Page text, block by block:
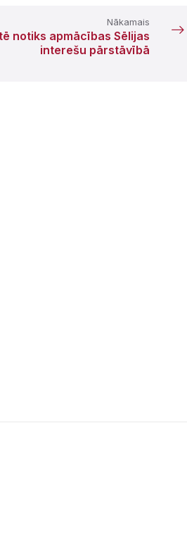
Nākamais
notiks apmācības Sēlijas
interešu pārstāvībā